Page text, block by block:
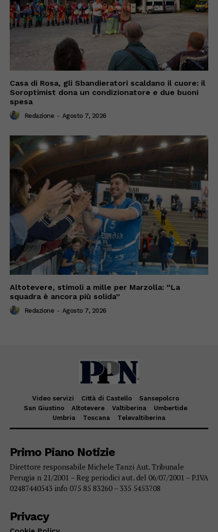
Casa di Rosa, gli Sbandieratori scaldano il cuore: il
Soroptimist dona un condizionatore e due buoni
spesa
Redazione - Agosto 7, 2026
Altotevere, stimoli a mille per Marzolla: “La
squadra è ancora più solida”
Redazione - Agosto 7, 2026
Video servizi Città di Castello
Sansepolcro
San Giustino
Altotevere Valtiberina
Umbertide
Umbria
Toscana Televaltiberina
Primo Piano Notizie
Direttore responsabile Michele Tanzi Aut. Tribunale
Perugia n 21/2001 – Reg periodici aut. del 06/07/2001 – P.IVA
02487440543 info 075 85 83260 – 335 5453708
Privacy